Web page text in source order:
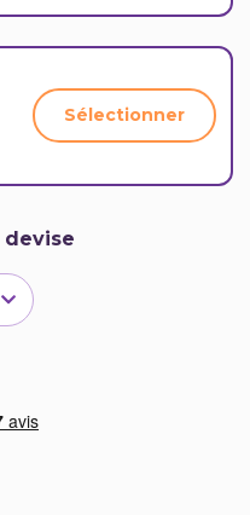
Sélectionner
devise